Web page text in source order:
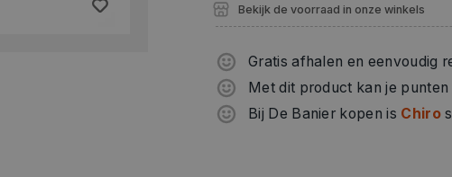
Bekijk de voorraad in onze winkels
Gratis afhalen en eenvoudig
Met dit product kan je punten
Bij De Banier kopen is Chiro